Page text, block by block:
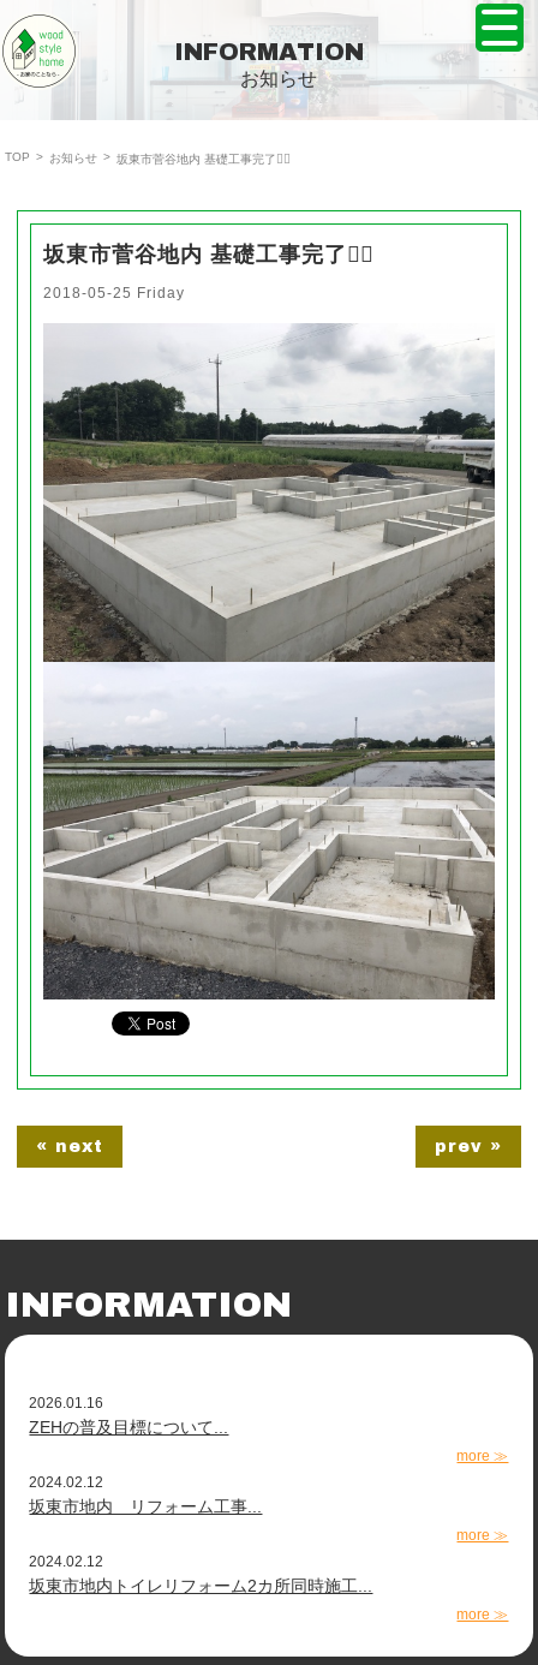
株式会社ウッドスタイルホーム TOPPAGE
INFORMATION
お知らせ
TOP > お知らせ > 坂東市菅谷地内 基礎工事完了👷‍♂️
坂東市菅谷地内 基礎工事完了👷‍♂️
2018-05-25 Friday
« next prev »
INFORMATION
2026.01.16
ZEHの普及目標について...
more ≫
2024.02.12
坂東市地内 リフォーム工事...
more ≫
2024.02.12
坂東市地内トイレリフォーム2カ所同時施工...
more ≫